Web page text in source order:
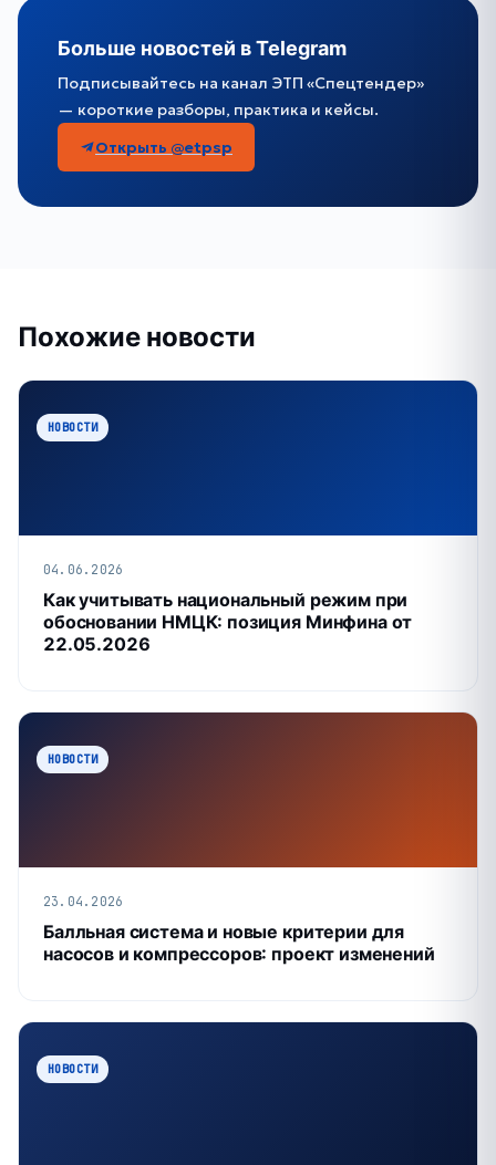
Больше новостей в Telegram
Подписывайтесь на канал ЭТП «Спецтендер»
— короткие разборы, практика и кейсы.
Открыть @etpsp
Похожие новости
НОВОСТИ
04.06.2026
Как учитывать национальный режим при
обосновании НМЦК: позиция Минфина от
22.05.2026
НОВОСТИ
23.04.2026
Балльная система и новые критерии для
насосов и компрессоров: проект изменений
НОВОСТИ